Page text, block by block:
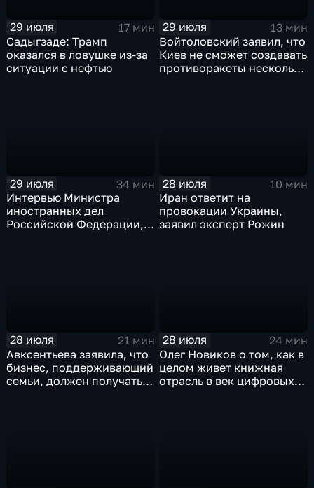
29 июля
17 мин
Садыгзаде: Трамп
оказался в ловушке из-за
ситуации с нефтью
29 июля
13 мин
Войтоловский заявил, что
Киев не сможет создавать
противоракеты несколько
29 июля
34 мин
Интервью Министра
иностранных дел
Российской Федерации,
28 июля
10 мин
Иран ответит на
провокации Украины,
заявил эксперт Рожин
28 июля
21 мин
Авксентьева заявила, что
бизнес, поддерживающий
семьи, должен получать
28 июля
24 мин
Олег Новиков о том, как в
целом живет книжная
отрасль в век цифровых